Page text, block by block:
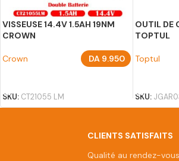
VISSEUSE 14.4V 1.5AH 19NM
CROWN
Crown DA 9.950
SKU: CT21055 LM
OUTIL DE
TOPTUL
Toptul
SKU:
CLIENTS SATISFAITS
Qualité au rendez-vous